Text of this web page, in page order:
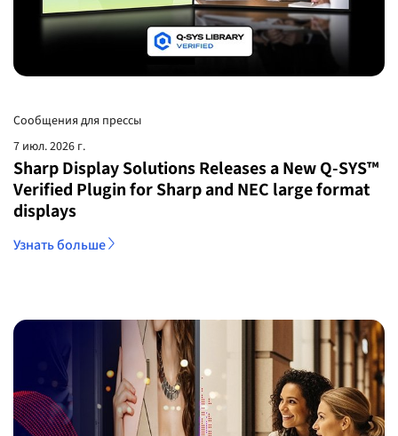
Сообщения для прессы
7 июл. 2026 г.
Sharp Display Solutions Releases a New Q-SYS™
Verified Plugin for Sharp and NEC large format
displays
Узнать больше